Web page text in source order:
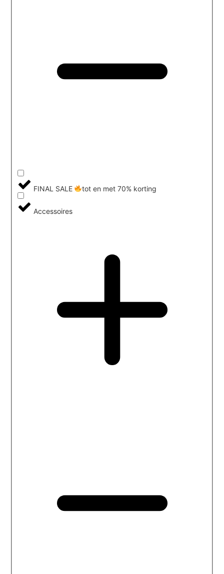
FINAL SALE tot en met 70% korting
Accessoires